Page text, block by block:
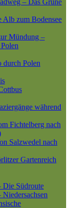
Alb zum Bodensee
Mündung –
durch Polen
während
Fichtelberg nach
Salzwedel nach
Gartenreich
Die Südroute